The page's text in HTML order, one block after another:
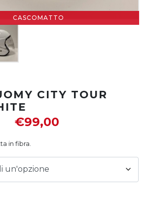
CASCOMATTO
CITY TOUR
€99,00
in fibra.